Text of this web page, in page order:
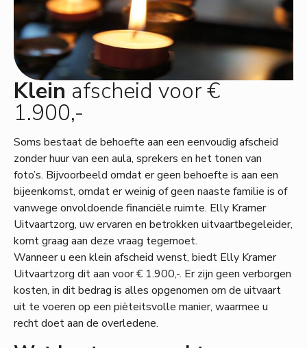
Klein afscheid voor €
1.900,-
Soms bestaat de behoefte aan een eenvoudig afscheid
zonder huur van een aula, sprekers en het tonen van
foto’s. Bijvoorbeeld omdat er geen behoefte is aan een
bijeenkomst, omdat er weinig of geen naaste familie is of
vanwege onvoldoende financiële ruimte. Elly Kramer
Uitvaartzorg, uw ervaren en betrokken uitvaartbegeleider,
komt graag aan deze vraag tegemoet.
Wanneer u een klein afscheid wenst, biedt Elly Kramer
Uitvaartzorg dit aan voor € 1.900,-. Er zijn geen verborgen
kosten, in dit bedrag is alles opgenomen om de uitvaart
uit te voeren op een piëteitsvolle manier, waarmee u
recht doet aan de overledene.